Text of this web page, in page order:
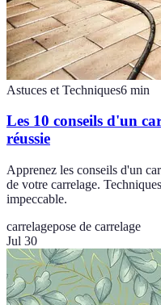
Astuces et Techniques6 min
Les 10 conseils d'un
réussie
Apprenez les conseils d'un
de votre carrelage.
impeccable.
carrelagepose de carrelage
Jul 30